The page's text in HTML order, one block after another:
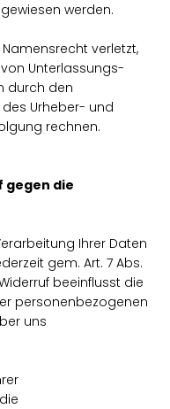
werden.
verletzt,
Unterlassungs-
durch den
Urheber- und
rechnen.
gegen die
Ihrer Daten
gem. Art. 7 Abs.
beeinflusst die
personenbezogenen
uns